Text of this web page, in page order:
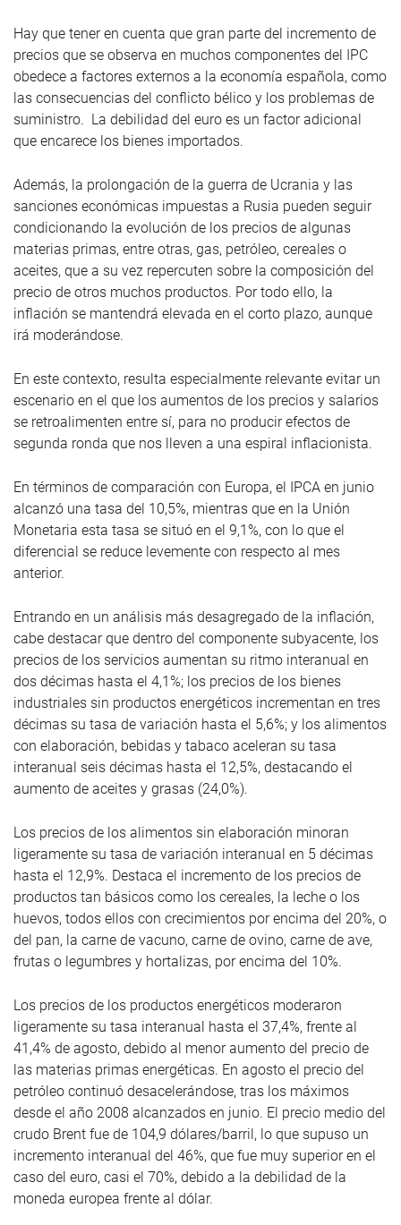
Hay que tener en cuenta que gran parte del incremento de
precios que se observa en muchos componentes del IPC
obedece a factores externos a la economía española, como
las consecuencias del conflicto bélico y los problemas de
suministro. La debilidad del euro es un factor adicional
que encarece los bienes importados.
Además, la prolongación de la guerra de Ucrania y las
sanciones económicas impuestas a Rusia pueden seguir
condicionando la evolución de los precios de algunas
materias primas, entre otras, gas, petróleo, cereales o
aceites, que a su vez repercuten sobre la composición del
precio de otros muchos productos. Por todo ello, la
inflación se mantendrá elevada en el corto plazo, aunque
irá moderándose.
En este contexto, resulta especialmente relevante evitar un
escenario en el que los aumentos de los precios y salarios
se retroalimenten entre sí, para no producir efectos de
segunda ronda que nos lleven a una espiral inflacionista.
En términos de comparación con Europa, el IPCA en junio
alcanzó una tasa del 10,5%, mientras que en la Unión
Monetaria esta tasa se situó en el 9,1%, con lo que el
diferencial se reduce levemente con respecto al mes
anterior.
Entrando en un análisis más desagregado de la inflación,
cabe destacar que dentro del componente subyacente, los
precios de los servicios aumentan su ritmo interanual en
dos décimas hasta el 4,1%; los precios de los bienes
industriales sin productos energéticos incrementan en tres
décimas su tasa de variación hasta el 5,6%; y los alimentos
con elaboración, bebidas y tabaco aceleran su tasa
interanual seis décimas hasta el 12,5%, destacando el
aumento de aceites y grasas (24,0%).
Los precios de los alimentos sin elaboración minoran
ligeramente su tasa de variación interanual en 5 décimas
hasta el 12,9%. Destaca el incremento de los precios de
productos tan básicos como los cereales, la leche o los
huevos, todos ellos con crecimientos por encima del 20%, o
del pan, la carne de vacuno, carne de ovino, carne de ave,
frutas o legumbres y hortalizas, por encima del 10%.
Los precios de los productos energéticos moderaron
ligeramente su tasa interanual hasta el 37,4%, frente al
41,4% de agosto, debido al menor aumento del precio de
las materias primas energéticas. En agosto el precio del
petróleo continuó desacelerándose, tras los máximos
desde el año 2008 alcanzados en junio. El precio medio del
crudo Brent fue de 104,9 dólares/barril, lo que supuso un
incremento interanual del 46%, que fue muy superior en el
caso del euro, casi el 70%, debido a la debilidad de la
moneda europea frente al dólar.